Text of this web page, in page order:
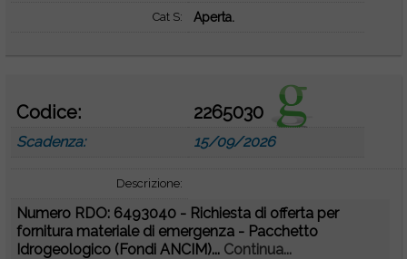
Cat S: Aperta.
Codice: 2265030
Scadenza: 15/09/2026
Descrizione:
Numero RDO: 6493040 - Richiesta di offerta per
fornitura materiale di emergenza - Pacchetto
Idrogeologico (Fondi ANCIM)... Continua...